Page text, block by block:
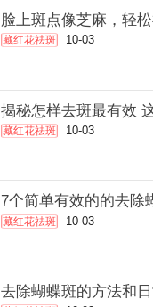
脸上斑点像芝麻，轻
藏红花祛斑 10-03
揭秘怎样去斑最有效
藏红花祛斑 10-03
7个简单有效的的去除
藏红花祛斑 10-03
去除蝴蝶斑的方法和